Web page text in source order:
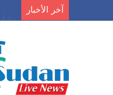
آخر الأخبار